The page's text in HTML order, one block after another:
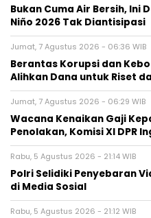
Bukan Cuma Air Bersih, Ini
Niño 2026 Tak Diantisipasi
Jumat, 7 Agustus 2026 - 06:36 WIB
Berantas Korupsi dan
Alihkan Dana untuk Riset
Jumat, 7 Agustus 2026 - 06:29 WIB
Wacana Kenaikan Gaji
Penolakan, Komisi XI DPR
Rabu, 5 Agustus 2026 - 21:14 WIB
Polri Selidiki Penyebaran
di Media Sosial
Rabu, 5 Agustus 2026 - 21:12 WIB